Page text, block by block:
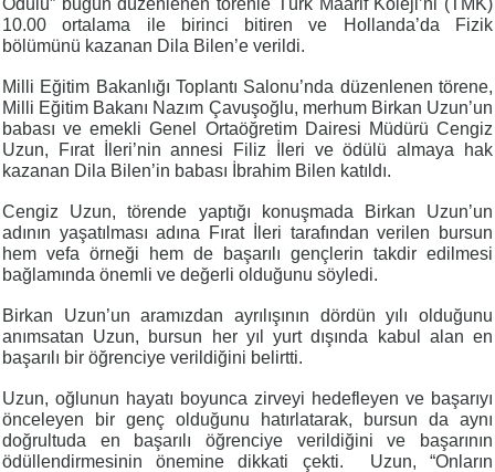
Ödülü” bugün düzenlenen törenle Türk Maarif Koleji’ni (TMK)
10.00 ortalama ile birinci bitiren ve Hollanda’da Fizik
bölümünü kazanan Dila Bilen’e verildi.
Milli Eğitim Bakanlığı Toplantı Salonu’nda düzenlenen törene,
Milli Eğitim Bakanı Nazım Çavuşoğlu, merhum Birkan Uzun’un
babası ve emekli Genel Ortaöğretim Dairesi Müdürü Cengiz
Uzun, Fırat İleri’nin annesi Filiz İleri ve ödülü almaya hak
kazanan Dila Bilen’in babası İbrahim Bilen katıldı.
Cengiz Uzun, törende yaptığı konuşmada Birkan Uzun’un
adının yaşatılması adına Fırat İleri tarafından verilen bursun
hem vefa örneği hem de başarılı gençlerin takdir edilmesi
bağlamında önemli ve değerli olduğunu söyledi.
Birkan Uzun’un aramızdan ayrılışının dördün yılı olduğunu
anımsatan Uzun, bursun her yıl yurt dışında kabul alan en
başarılı bir öğrenciye verildiğini belirtti.
Uzun, oğlunun hayatı boyunca zirveyi hedefleyen ve başarıyı
önceleyen bir genç olduğunu hatırlatarak, bursun da aynı
doğrultuda en başarılı öğrenciye verildiğini ve başarının
ödüllendirmesinin önemine dikkati çekti.
Uzun, “Onların